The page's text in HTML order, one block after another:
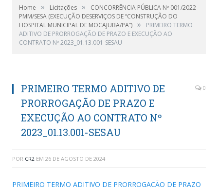
Home » Licitações »
CONCORRÊNCIA PÚBLICA Nº 001/2022-
PMM/SESA (EXECUÇÃO DESERVIÇOS DE “CONSTRUÇÃO DO
HOSPITAL MUNICIPAL DE MOCAJUBA/PA”) »
PRIMEIRO TERMO
ADITIVO DE PRORROGAÇÃO DE PRAZO E EXECUÇÃO AO
CONTRATO Nº 2023_01.13.001-SESAU
PRIMEIRO TERMO ADITIVO DE
PRORROGAÇÃO DE PRAZO E
EXECUÇÃO AO CONTRATO Nº
2023_01.13.001-SESAU
0
POR CR2 EM 26 DE AGOSTO DE 2024
PRIMEIRO TERMO ADITIVO DE PRORROGAÇÃO DE PRAZO